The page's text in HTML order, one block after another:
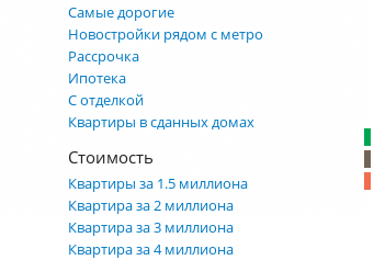
Самые дорогие
Новостройки рядом с метро
Рассрочка
Ипотека
С отделкой
Квартиры в сданных домах
Стоимость
Квартиры за 1.5 миллиона
Квартира за 2 миллиона
Квартира за 3 миллиона
Квартира за 4 миллиона